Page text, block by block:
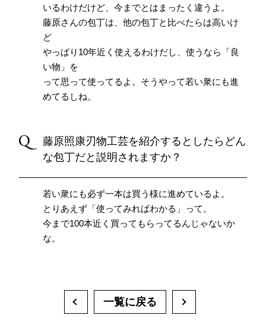
いるわけだけど、今までとはまったく違うよ。
藤原さんの包丁は、他の包丁と比べたらは高いけ
ど
やっぱり10年近く使えるわけだし、使うなら「良
い物」を
って思って使ってるよ。そうやって若い衆にも進
めてるしね。
藤原照康刃物工芸を紹介するとしたらどん
な包丁だと説明されますか？
若い衆にも必ず一本は買う様に進めているよ。
とりあえず「使ってみればわかる」って。
今まで100本近く買ってもらってるんじゃないか
な。
一覧に戻る